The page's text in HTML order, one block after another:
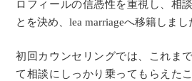
ロフィールの信憑性を重視し、相
とを決め、lea marriageへ移籍しまし
初回カウンセリングでは、これま
て相談にしっかり乗ってもらえた